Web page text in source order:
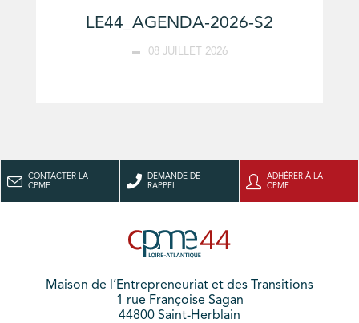
LE44_AGENDA-2026-S2
08 JUILLET 2026
CONTACTER LA
CPME
DEMANDE DE
RAPPEL
ADHÉRER À LA
CPME
Maison de l’Entrepreneuriat et des Transitions
1 rue Françoise Sagan
44800 Saint-Herblain